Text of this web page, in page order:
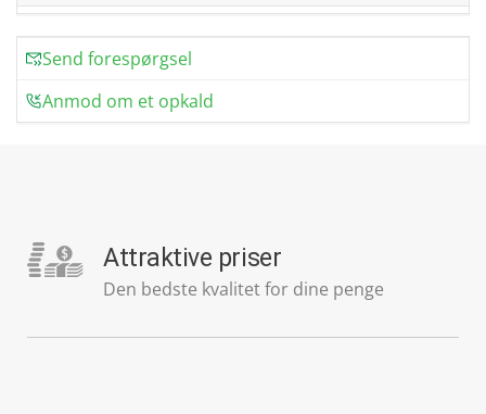
Send forespørgsel
Anmod om et opkald
Attraktive priser
Den bedste kvalitet for dine penge